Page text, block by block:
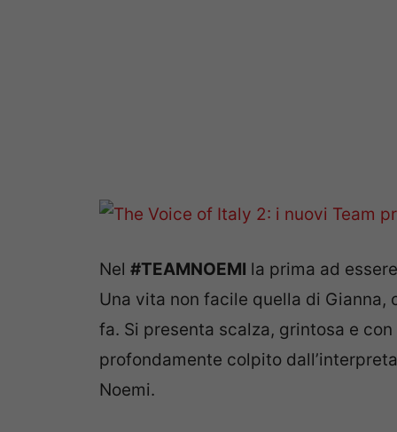
Nel #TEAMNOEMI la prima ad
Una vita non facile quella di Gianna,
fa. Si presenta scalza, grintosa e
profondamente colpito
Noemi.